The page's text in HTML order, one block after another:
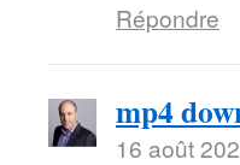
Répondre
mp4
16 août